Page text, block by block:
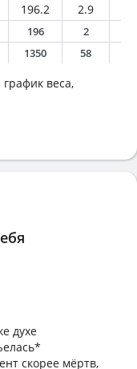
196.2 2.9
196 2
1350 58
веса,
духе
скорее мёртв,